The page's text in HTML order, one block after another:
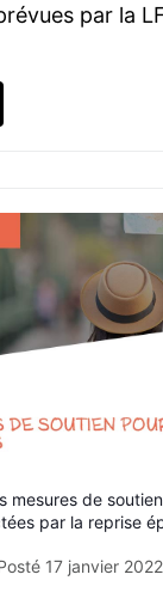
par la
mesures de
par la reprise
17 janvier 2022